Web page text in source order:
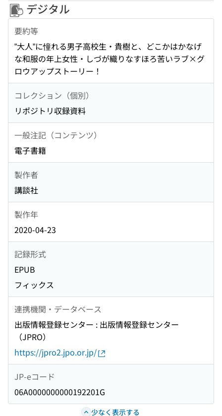
デジタル
要約等
”大人”に憧れる男子高校生・貴樹と、どこかはかなげ
な和服の年上女性・しづが織りなすほろ苦いラブ×グ
ロウアップストーリー！
コレクション（個別）
リポジトリ収録資料
一般注記（コンテンツ）
電子書籍
製作者
講談社
製作年
2020-04-23
記録形式
EPUB
フィックス
連携機関・データベース
出版情報登録センター : 出版情報登録センター
（JPRO）
https://jpro2.jpo.or.jp/
JP-eコード
06A0000000000192201G
少なく表示する